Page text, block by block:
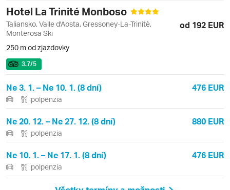
Hotel La Trinité Monboso
Taliansko, Valle d'Aosta, Gressoney-La-Trinitè,
Monterosa Ski
od 192 EUR
250 m od zjazdovky
3.7/5
Ne 3. 1. – Ne 10. 1. (8 dní) 476 EUR
polpenzia
Ne 20. 12. – Ne 27. 12. (8 dní) 880 EUR
polpenzia
Ne 10. 1. – Ne 17. 1. (8 dní) 476 EUR
polpenzia